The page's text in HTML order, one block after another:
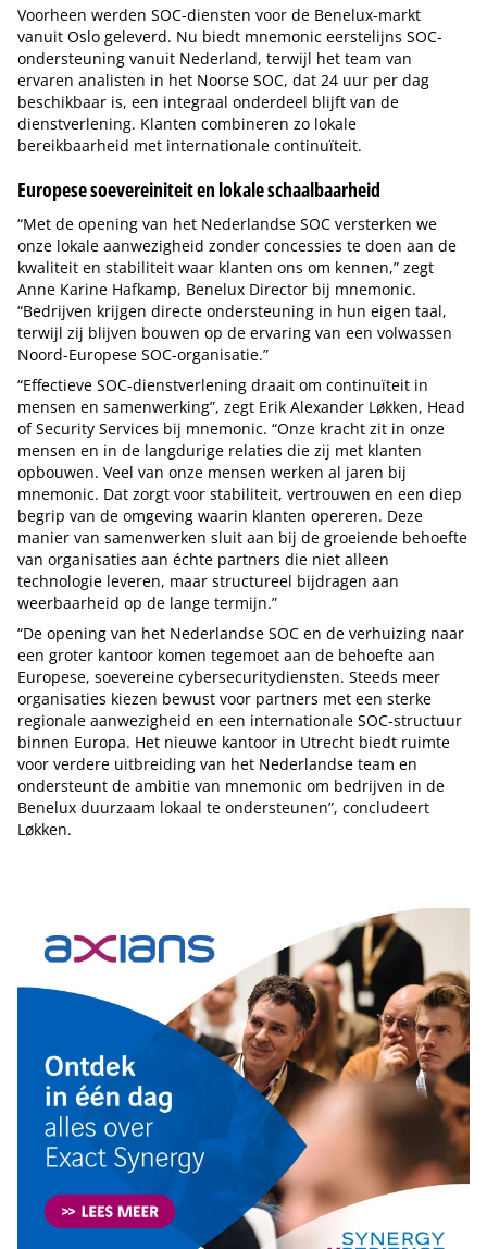
Voorheen werden SOC-diensten voor de Benelux-markt
vanuit Oslo geleverd. Nu biedt mnemonic eerstelijns SOC-
ondersteuning vanuit Nederland, terwijl het team van
ervaren analisten in het Noorse SOC, dat 24 uur per dag
beschikbaar is, een integraal onderdeel blijft van de
dienstverlening. Klanten combineren zo lokale
bereikbaarheid met internationale continuïteit.
Europese soevereiniteit en lokale schaalbaarheid
“Met de opening van het Nederlandse SOC versterken we
onze lokale aanwezigheid zonder concessies te doen aan de
kwaliteit en stabiliteit waar klanten ons om kennen,” zegt
Anne Karine Hafkamp, Benelux Director bij mnemonic.
“Bedrijven krijgen directe ondersteuning in hun eigen taal,
terwijl zij blijven bouwen op de ervaring van een volwassen
Noord-Europese SOC-organisatie.”
“Effectieve SOC-dienstverlening draait om continuïteit in
mensen en samenwerking”, zegt Erik Alexander Løkken, Head
of Security Services bij mnemonic. “Onze kracht zit in onze
mensen en in de langdurige relaties die zij met klanten
opbouwen. Veel van onze mensen werken al jaren bij
mnemonic. Dat zorgt voor stabiliteit, vertrouwen en een diep
begrip van de omgeving waarin klanten opereren. Deze
manier van samenwerken sluit aan bij de groeiende behoefte
van organisaties aan échte partners die niet alleen
technologie leveren, maar structureel bijdragen aan
weerbaarheid op de lange termijn.”
“De opening van het Nederlandse SOC en de verhuizing naar
een groter kantoor komen tegemoet aan de behoefte aan
Europese, soevereine cybersecuritydiensten. Steeds meer
organisaties kiezen bewust voor partners met een sterke
regionale aanwezigheid en een internationale SOC-structuur
binnen Europa. Het nieuwe kantoor in Utrecht biedt ruimte
voor verdere uitbreiding van het Nederlandse team en
ondersteunt de ambitie van mnemonic om bedrijven in de
Benelux duurzaam lokaal te ondersteunen”, concludeert
Løkken.